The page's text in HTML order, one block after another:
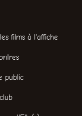
films à l'affiche
public